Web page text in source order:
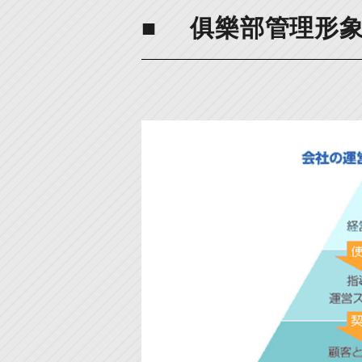
俱樂部管理形